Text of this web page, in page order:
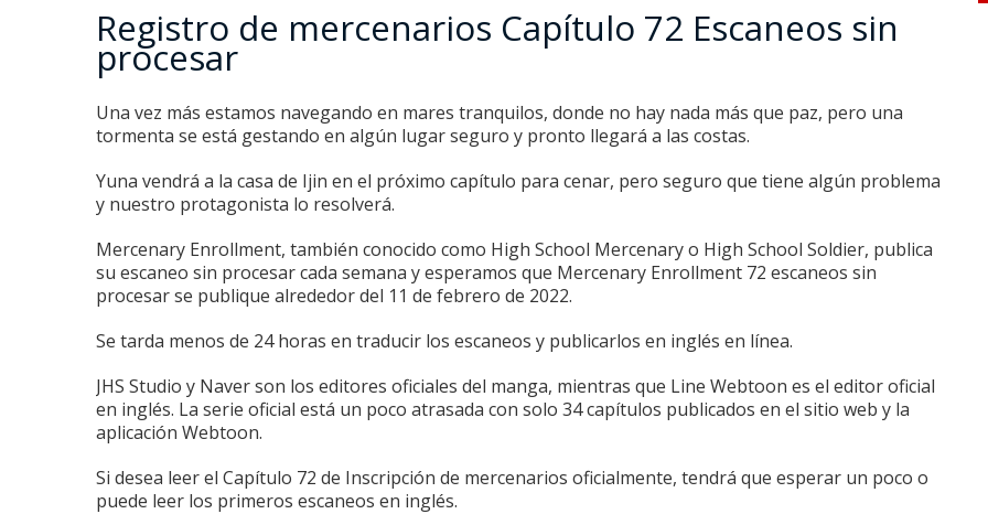
Registro de mercenarios Capítulo 72 Escaneos sin
procesar
Una vez más estamos navegando en mares tranquilos, donde no hay nada más que paz, pero una
tormenta se está gestando en algún lugar seguro y pronto llegará a las costas.
Yuna vendrá a la casa de Ijin en el próximo capítulo para cenar, pero seguro que tiene algún problema
y nuestro protagonista lo resolverá.
Mercenary Enrollment, también conocido como High School Mercenary o High School Soldier, publica
su escaneo sin procesar cada semana y esperamos que Mercenary Enrollment 72 escaneos sin
procesar se publique alrededor del 11 de febrero de 2022.
Se tarda menos de 24 horas en traducir los escaneos y publicarlos en inglés en línea.
JHS Studio y Naver son los editores oficiales del manga, mientras que Line Webtoon es el editor oficial
en inglés. La serie oficial está un poco atrasada con solo 34 capítulos publicados en el sitio web y la
aplicación Webtoon.
Si desea leer el Capítulo 72 de Inscripción de mercenarios oficialmente, tendrá que esperar un poco o
puede leer los primeros escaneos en inglés.